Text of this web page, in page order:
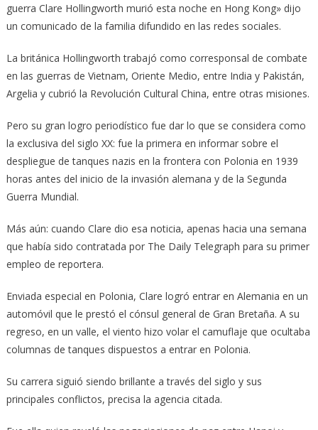
guerra Clare Hollingworth murió esta noche en Hong Kong» dijo
un comunicado de la familia difundido en las redes sociales.
La británica Hollingworth trabajó como corresponsal de combate
en las guerras de Vietnam, Oriente Medio, entre India y Pakistán,
Argelia y cubrió la Revolución Cultural China, entre otras misiones.
Pero su gran logro periodístico fue dar lo que se considera como
la exclusiva del siglo XX: fue la primera en informar sobre el
despliegue de tanques nazis en la frontera con Polonia en 1939
horas antes del inicio de la invasión alemana y de la Segunda
Guerra Mundial.
Más aún: cuando Clare dio esa noticia, apenas hacia una semana
que había sido contratada por The Daily Telegraph para su primer
empleo de reportera.
Enviada especial en Polonia, Clare logró entrar en Alemania en un
automóvil que le prestó el cónsul general de Gran Bretaña. A su
regreso, en un valle, el viento hizo volar el camuflaje que ocultaba
columnas de tanques dispuestos a entrar en Polonia.
Su carrera siguió siendo brillante a través del siglo y sus
principales conflictos, precisa la agencia citada.